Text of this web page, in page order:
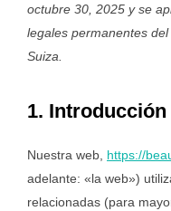
octubre 30, 2025 y se
legales permanentes
Suiza.
1. Introducción
Nuestra web, https://
adelante: «la web»)
relacionadas (para